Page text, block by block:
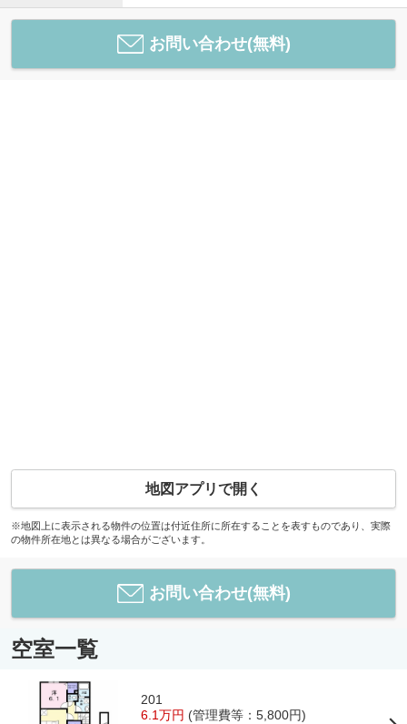
お問い合わせ(無料)
地図アプリで開く
※地図上に表示される物件の位置は付近住所に所在することを表すものであり、実際
の物件所在地とは異なる場合がございます。
お問い合わせ(無料)
空室一覧
201
6.1万円 (管理費等：5,800円)